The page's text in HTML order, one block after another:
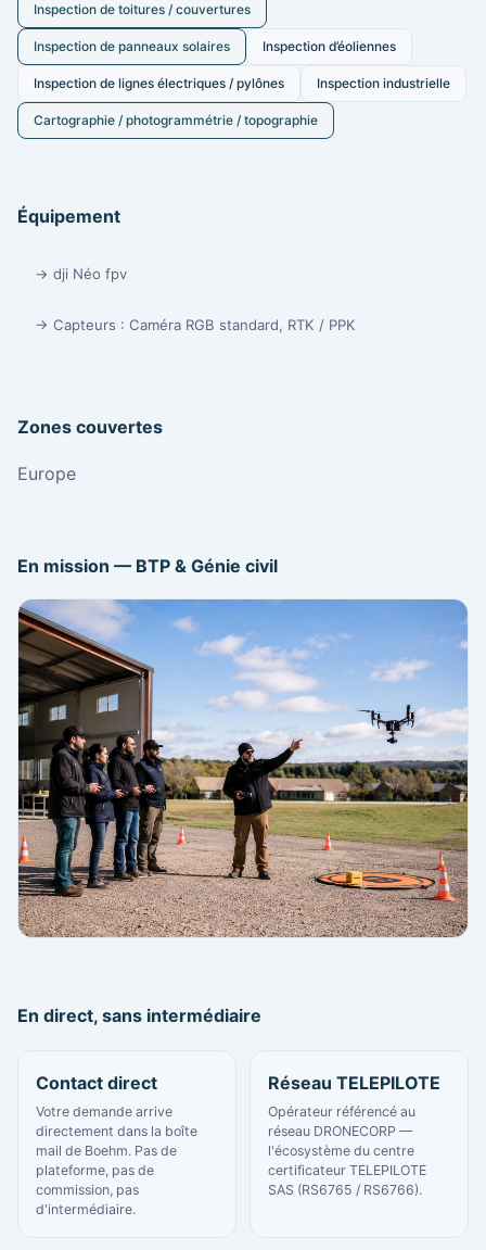
Inspection de toitures / couvertures
Inspection de panneaux solaires Inspection d’éoliennes
Inspection de lignes électriques / pylônes Inspection industrielle
Cartographie / photogrammétrie / topographie
Équipement
→ dji Néo fpv
→ Capteurs : Caméra RGB standard, RTK / PPK
Zones couvertes
Europe
En mission — BTP & Génie civil
En direct, sans intermédiaire
Contact direct
Votre demande arrive
directement dans la boîte
mail de Boehm. Pas de
plateforme, pas de
commission, pas
d'intermédiaire.
Réseau TELEPILOTE
Opérateur référencé au
réseau DRONECORP —
l'écosystème du centre
certificateur TELEPILOTE
SAS (RS6765 / RS6766).